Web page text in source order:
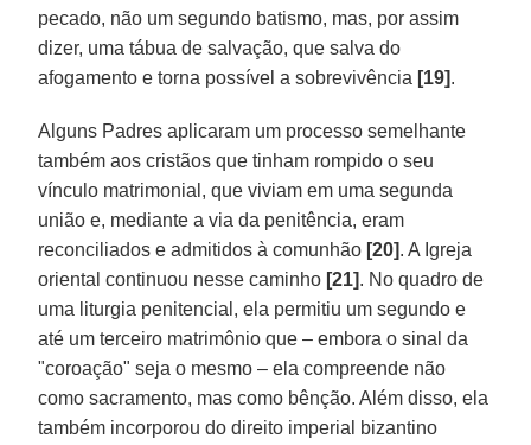
pecado, não um segundo batismo, mas, por assim
dizer, uma tábua de salvação, que salva do
afogamento e torna possível a sobrevivência [19].
Alguns Padres aplicaram um processo semelhante
também aos cristãos que tinham rompido o seu
vínculo matrimonial, que viviam em uma segunda
união e, mediante a via da penitência, eram
reconciliados e admitidos à comunhão [20]. A Igreja
oriental continuou nesse caminho [21]. No quadro de
uma liturgia penitencial, ela permitiu um segundo e
até um terceiro matrimônio que – embora o sinal da
"coroação" seja o mesmo – ela compreende não
como sacramento, mas como bênção. Além disso, ela
também incorporou do direito imperial bizantino